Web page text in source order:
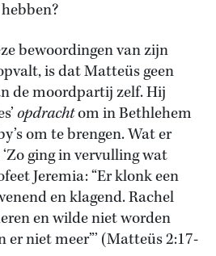
bewoordingen van zijn
is dat Matteüs geen
de moordpartij zelf. Hij
opdrachtom in Bethlehem
om te brengen. Wat er
ging in vervulling wat
Jeremia: “Er klonk een
en klagend. Rachel
en wilde niet worden
er niet meer”’ (Matteüs 2:17-